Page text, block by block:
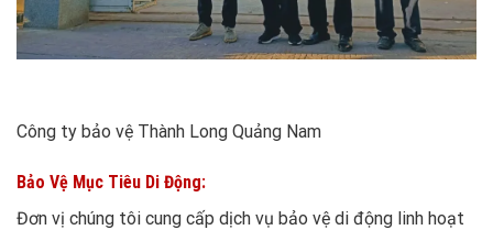
Công ty bảo vệ Thành Long Quảng Nam
Bảo Vệ Mục Tiêu Di Động:
Đơn vị chúng tôi cung cấp dịch vụ bảo vệ di động linh hoạt